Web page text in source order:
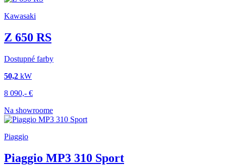
Kawasaki
Z 650 RS
Dostupné farby
50,2 kW
8 090,- €
Na showroome
Piaggio
Piaggio MP3 310 Sport